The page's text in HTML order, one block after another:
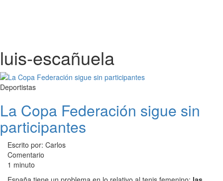
luis-escañuela
Deportistas
La Copa Federación sigue sin
participantes
Escrito por: Carlos
Comentario
1 minuto